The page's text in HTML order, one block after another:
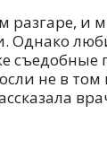
разгаре, и
Однако
съедобные
не в том